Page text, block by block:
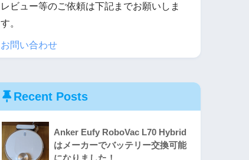
レビュー等のご依頼は下記までお願いしま
す。
お問い合わせ
Recent Posts
Anker Eufy RoboVac L70 Hybrid
はメーカーでバッテリー交換可能